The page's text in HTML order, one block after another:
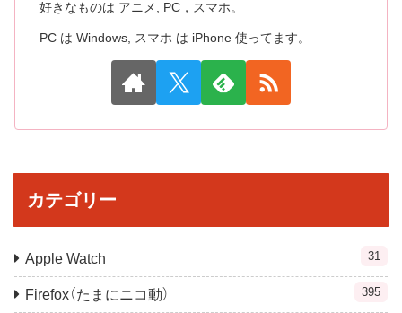
好きなものは アニメ, PC，スマホ。
PC は Windows, スマホ は iPhone 使ってます。
カテゴリー
Apple Watch 31
Firefox（たまにニコ動） 395